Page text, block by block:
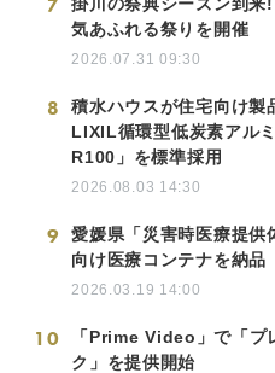
7
気あふれる祭りを開催
2026.07.31 09:30
8
積水ハウスが住宅向け製
LIXIL循環型低炭素アル
R100」を標準採用
2026.08.03 14:30
9
愛媛県「災害時医療提供
向け医療コンテナを納品
2026.03.19 14:00
10
「Prime Video」で「プ
ク」を提供開始